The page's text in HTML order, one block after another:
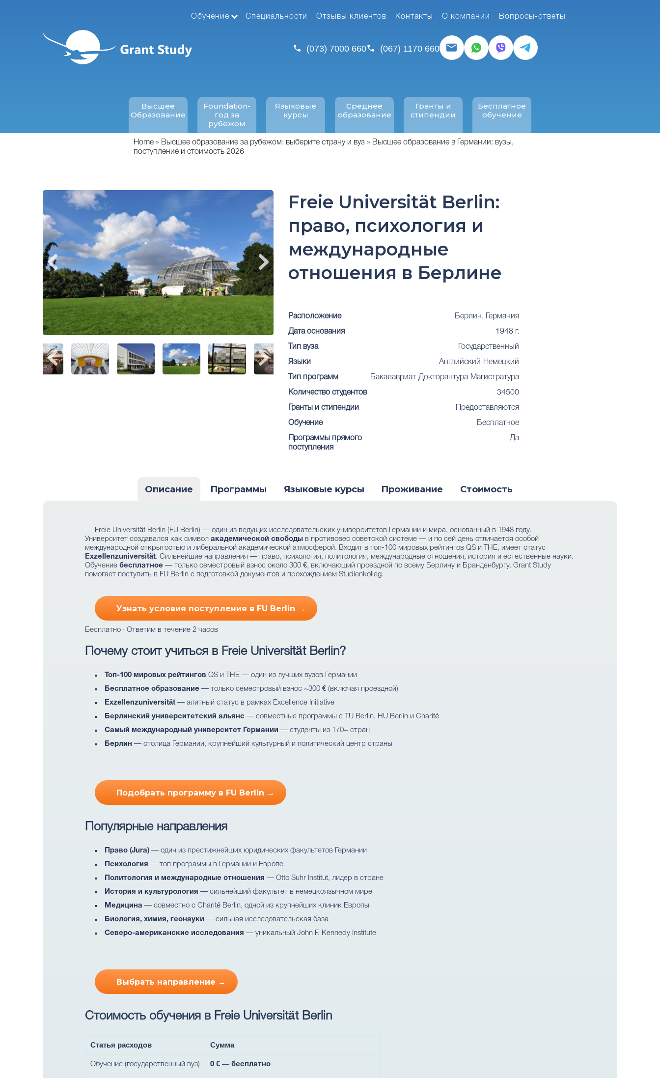
содержанию
Обучение Специальности Отзывы клиентов Контакты О компании Вопросы-ответы
(073) 7000 660 (067) 1170 660
Высшее
Образование
Foundation-
год за
рубежом
Языковые
курсы
Среднее
образование
Гранты и
стипендии
Бесплатное
обучение
Home Высшее образование за рубежом: выберите страну и вуз
Высшее образование в Германии: вузы,
поступление и стоимость 2026
Freie Universität Berlin:
право, психология и
международные
отношения в Берлине
Расположение Берлин, Германия
Дата основания 1948 г.
Тип вуза Государственный
Языки Английский Немецкий
Тип программ Бакалавриат Докторантура Магистратура
Количество студентов 34500
Гранты и стипендии Предоставляются
Обучение Бесплатное
Программы прямого
поступления
Да
Описание Программы Языковые курсы Проживание Стоимость
Freie Universität Berlin (FU Berlin) — один из ведущих исследовательских университетов Германии и мира, основанный в 1948 году.
Университет создавался как символ академической свободы в противовес советской системе — и по сей день отличается особой
международной открытостью и либеральной академической атмосферой. Входит в топ-100 мировых рейтингов QS и THE, имеет статус
Exzellenzuniversität. Сильнейшие направления — право, психология, политология, международные отношения, история и естественные науки.
Обучение бесплатное — только семестровый взнос около 300 €, включающий проездной по всему Берлину и Бранденбургу. Grant Study
помогает поступить в FU Berlin с подготовкой документов и прохождением Studienkolleg.
Узнать условия поступления в FU Berlin →
Бесплатно · Ответим в течение 2 часов
Почему стоит учиться в Freie Universität Berlin?
Топ-100 мировых рейтингов QS и THE — один из лучших вузов Германии
Бесплатное образование — только семестровый взнос ~300 € (включая проездной)
Exzellenzuniversität — элитный статус в рамках Excellence Initiative
Берлинский университетский альянс — совместные программы с TU Berlin, HU Berlin и Charité
Самый международный университет Германии — студенты из 170+ стран
Берлин — столица Германии, крупнейший культурный и политический центр страны
Подобрать программу в FU Berlin →
Популярные направления
Право (Jura) — один из престижнейших юридических факультетов Германии
Психология — топ программы в Германии и Европе
Политология и международные отношения — Otto Suhr Institut, лидер в стране
История и культурология — сильнейший факультет в немецкоязычном мире
Медицина — совместно с Charité Berlin, одной из крупнейших клиник Европы
Биология, химия, геонауки — сильная исследовательская база
Северо-американские исследования — уникальный John F. Kennedy Institute
Выбрать направление →
Стоимость обучения в Freie Universität Berlin
Статья расходов Сумма
Обучение (государственный вуз) 0 € — бесплатно